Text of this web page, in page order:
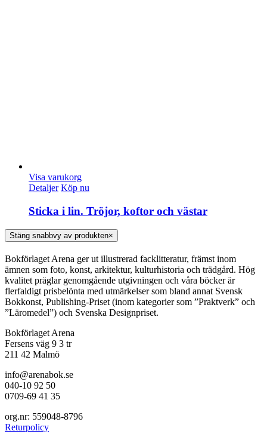
Visa varukorg
Detaljer Köp nu
Sticka i lin. Tröjor, koftor och västar
Stäng snabbvy av produkten×
Bokförlaget Arena ger ut illustrerad facklitteratur, främst inom
ämnen som foto, konst, arkitektur, kulturhistoria och trädgård. Hög
kvalitet präglar genomgående utgivningen och våra böcker är
flerfaldigt prisbelönta med utmärkelser som bland annat Svensk
Bokkonst, Publishing-Priset (inom kategorier som ”Praktverk” och
”Läromedel”) och Svenska Designpriset.
Bokförlaget Arena
Fersens väg 9 3 tr
211 42 Malmö
info@arenabok.se
040-10 92 50
0709-69 41 35
org.nr: 559048-8796
Returpolicy